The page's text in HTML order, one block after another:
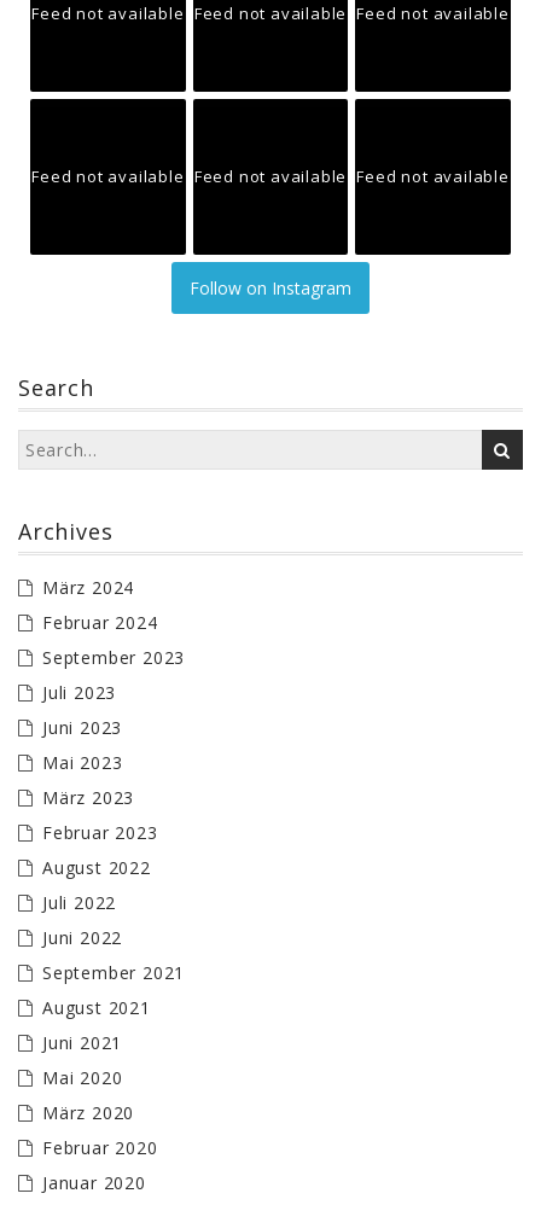
Feed not available Feed not available Feed not available
Feed not available Feed not available Feed not available
Follow on Instagram
Search
Archives
März 2024
Februar 2024
September 2023
Juli 2023
Juni 2023
Mai 2023
März 2023
Februar 2023
August 2022
Juli 2022
Juni 2022
September 2021
August 2021
Juni 2021
Mai 2020
März 2020
Februar 2020
Januar 2020